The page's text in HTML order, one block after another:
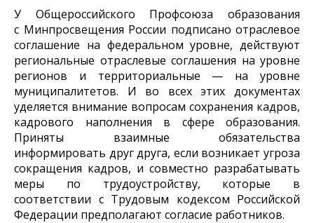
У Общероссийского Профсоюза образования
с Минпросвещения России подписано отраслевое
соглашение на федеральном уровне, действуют
региональные отраслевые соглашения на уровне
регионов и территориальные — на уровне
муниципалитетов. И во всех этих документах
уделяется внимание вопросам сохранения кадров,
кадрового наполнения в сфере образования.
Приняты взаимные обязательства
информировать друг друга, если возникает угроза
сокращения кадров, и совместно разрабатывать
меры по трудоустройству, которые в
соответствии с Трудовым кодексом Российской
Федерации предполагают согласие работников.